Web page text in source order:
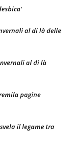
al di là delle
al di là
pagine
il legame tra